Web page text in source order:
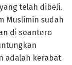
telah dibeli.
Muslimin sudah
di seantero
adalah kerabat